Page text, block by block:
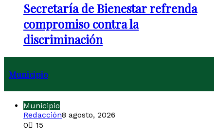
Secretaría de Bienestar refrenda
compromiso contra la
discriminación
Municipio
Municipio
Redacción8 agosto, 2026
0
15